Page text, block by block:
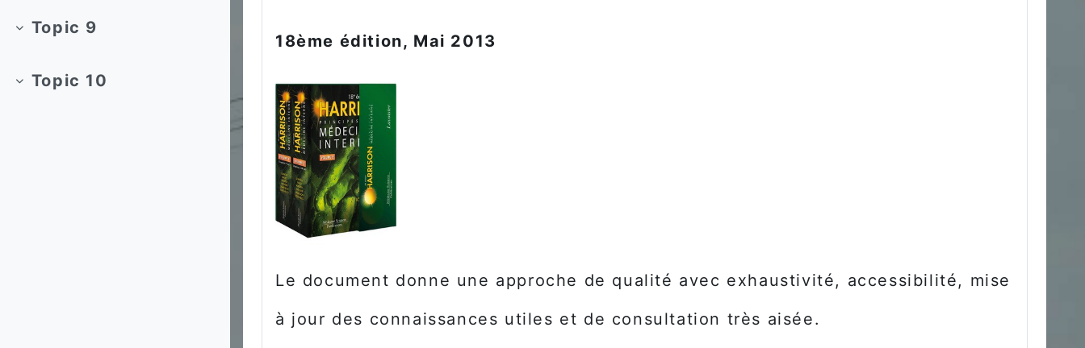
Topic 9
Topic 10
18ème édition, Mai 2013
Le document donne une approche de qualité avec exhaustivité, accessibilité, mise
à jour des connaissances utiles et de consultation très aisée.